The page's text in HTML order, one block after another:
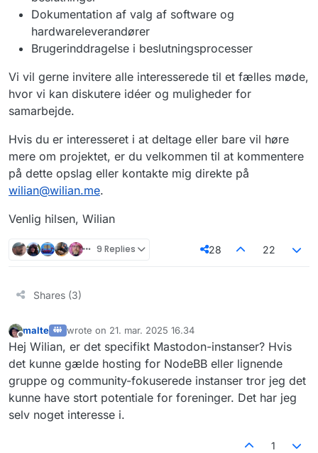
Dokumentation af valg af software og
hardwareleverandører
Brugerinddragelse i beslutningsprocesser
Vi vil gerne invitere alle interesserede til et fælles møde,
hvor vi kan diskutere idéer og muligheder for
samarbejde.
Hvis du er interesseret i at deltage eller bare vil høre
mere om projektet, er du velkommen til at kommentere
på dette opslag eller kontakte mig direkte på
wilian@wilian.me.
Venlig hilsen, Wilian
9 Replies 28 22
Shares (3)
Offline
malte wrote on 21. mar. 2025 16.34
sidst redigeret af
Hej Wilian, er det specifikt Mastodon-instanser? Hvis
det kunne gælde hosting for NodeBB eller lignende
gruppe og community-fokuserede instanser tror jeg det
kunne have stort potentiale for foreninger. Det har jeg
selv noget interesse i.
1